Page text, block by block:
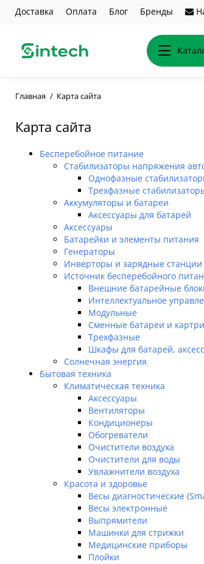
Доставка Оплата Блог Бренды
Главная Карта сайта
Карта сайта
Бесперебойное питание
Cтабилизаторы напряжения
Однофазные
Трехфазные
Аккумуляторы и батареи
Аксессуары для батарей
Аксессуары
Батарейки и элементы питания
Генераторы
Инверторы и зарядные станции
Источник бесперебойного
Внешние батарейные
Интеллектуальное
Модульные
Сменные батареи и
Трехфазные
Шкафы для батарей,
Солнечная энергия
Бытовая техника
Климатическая техника
Аксессуары
Вентиляторы
Кондиционеры
Обогреватели
Очистители воздуха
Очистители для воды
Увлажнители воздуха
Красота и здоровье
Весы диагностические
Весы электронные
Выпрямители
Машинки для стрижки
Медицинские приборы
Плойки